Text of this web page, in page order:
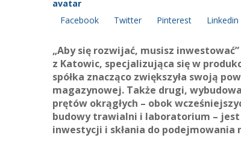
Facebook Twitter Pinterest Linkedin
„Aby się rozwijać, musisz
z Katowic, specjalizująca się w
spółka znacząco zwiększyła swoją
magazynowej. Także drugi,
prętów okrągłych – obok
budowy trawialni i laboratorium – jest
inwestycji i skłania do podejmowania